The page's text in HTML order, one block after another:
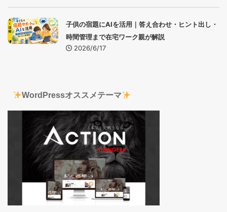
子供の宿題にAIを活用｜答え合わせ・ヒント出し・
時間管理まで在宅ワーク親が解説
2026/6/17
WordPressオススメテーマ